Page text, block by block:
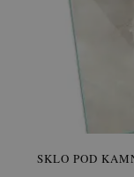
SKLO POD